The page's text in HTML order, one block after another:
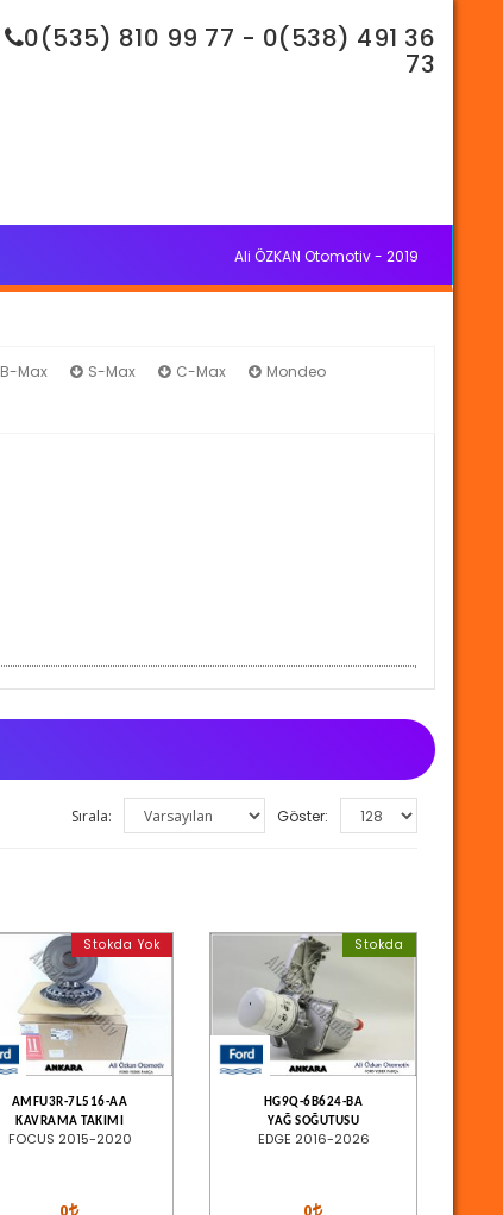
0(535) 810 99 77 - 0(538) 491 36
73
Ali ÖZKAN Otomotiv - 2019
B-Max S-Max C-Max
Mondeo
Göster:
Sırala:
Stokda Yok
AMFU3R-7L516-AA
KAVRAMA TAKIMI
FOCUS 2015-2020
0
Stokda
HG9Q-6B624-BA
YAĞ SOĞUTUSU
EDGE 2016-2026
0